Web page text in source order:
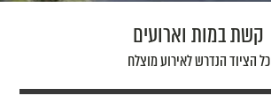
קשת במות וארועים
כל הציוד הנדרש לאירוע מוצלח